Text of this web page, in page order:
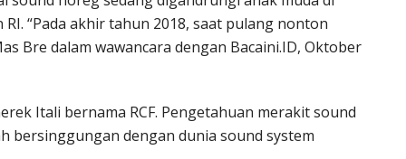
“Pada akhir tahun 2018, saat pulang nonton
Bre dalam wawancara dengan Bacaini.ID, Oktober
Itali bernama RCF. Pengetahuan merakit sound
bersinggungan dengan dunia sound system